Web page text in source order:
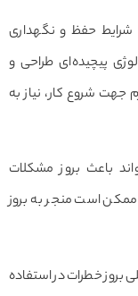
حفظ و نگهداری
طراحی و
شروع کار، نیاز به
بروز مشکلات
منجر به بروز
خطرات در استفاده